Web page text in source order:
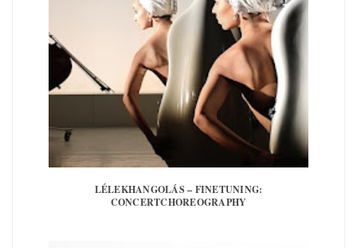
LÉLEKHANGOLÁS – FINETUNING:
CONCERTCHOREOGRAPHY